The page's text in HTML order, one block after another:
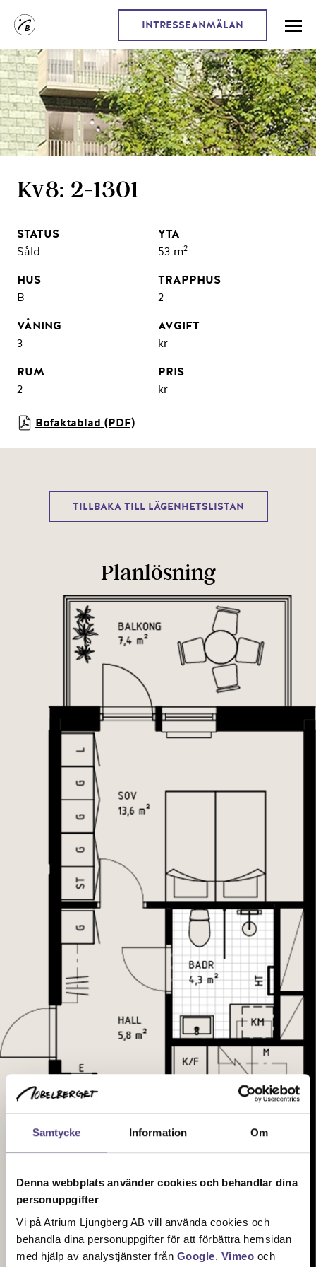
Samtycke Information Om
Denna webbplats använder cookies och behandlar dina
personuppgifter
Vi på Atrium Ljungberg AB vill använda cookies och
behandla dina personuppgifter för att förbättra hemsidan
med hjälp av analystjänster från Google, Vimeo och
INTRESSEANMÄLAN
Kv8: 2-1301
Såld 53 m2
B 2
3 kr
2 kr
Bofaktablad (PDF)
TILLBAKA TILL LÄGENHETSLISTAN
Planlösning